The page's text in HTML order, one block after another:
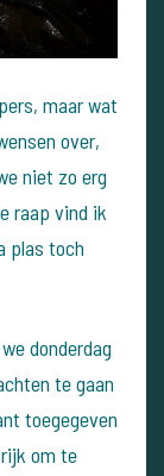
maar wat
over,
niet zo erg
raap vind ik
plas toch
donderdag
te gaan
toegegeven
om te